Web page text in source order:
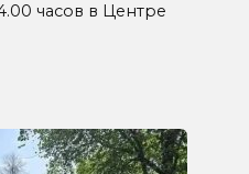
часов в Центре